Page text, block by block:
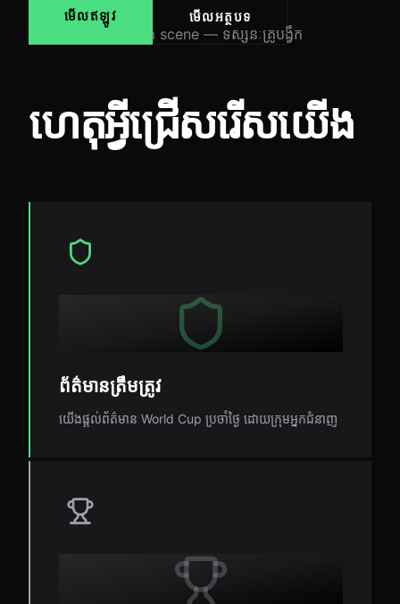
មើលឥឡូវ មើលអត្ថបទ
ហេតុអ្វីជ្រើសរើសយើង
ព័ត៌មានត្រឹមត្រូវ
យើងផ្តល់ព័ត៌មាន World Cup ប្រចាំថ្ងៃ ដោយក្រុមអ្នកជំនាញ